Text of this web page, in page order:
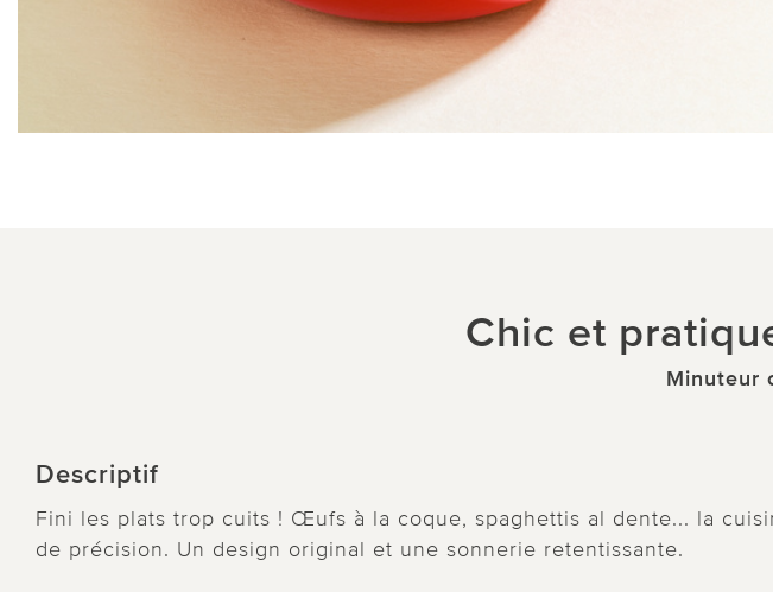
Chic et
Minuteur
Descriptif
Fini les plats trop cuits ! Œufs à la coque, spaghettis al dente... la
de précision. Un design original et une sonnerie retentissante.